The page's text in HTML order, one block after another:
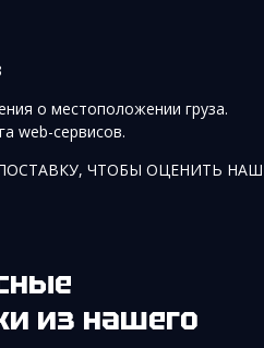
о местоположении груза.
web-сервисов.
ЧТОБЫ ОЦЕНИТЬ НАШ
из нашего